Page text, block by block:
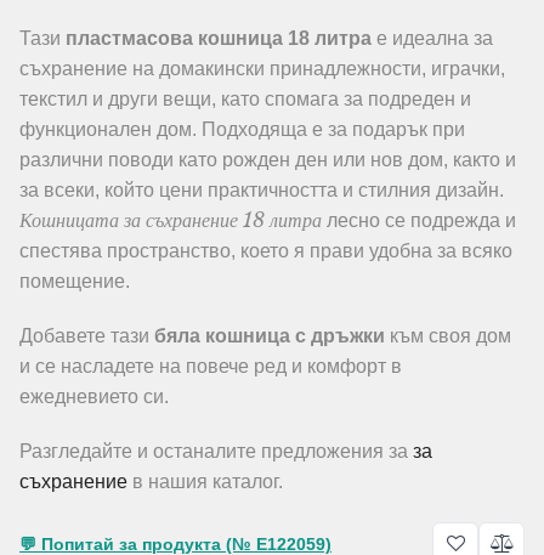
Тази пластмасова кошница 18 литра е идеална за
съхранение на домакински принадлежности, играчки,
текстил и други вещи, като спомага за подреден и
функционален дом. Подходяща е за подарък при
различни поводи като рожден ден или нов дом, както и
за всеки, който цени практичността и стилния дизайн.
Кошницата за съхранение 18 литра лесно се подрежда и
спестява пространство, което я прави удобна за всяко
помещение.
Добавете тази бяла кошница с дръжки към своя дом
и се насладете на повече ред и комфорт в
ежедневието си.
Разгледайте и останалите предложения за за
съхранение в нашия каталог.
💬 Попитай за продукта (№ E122059)